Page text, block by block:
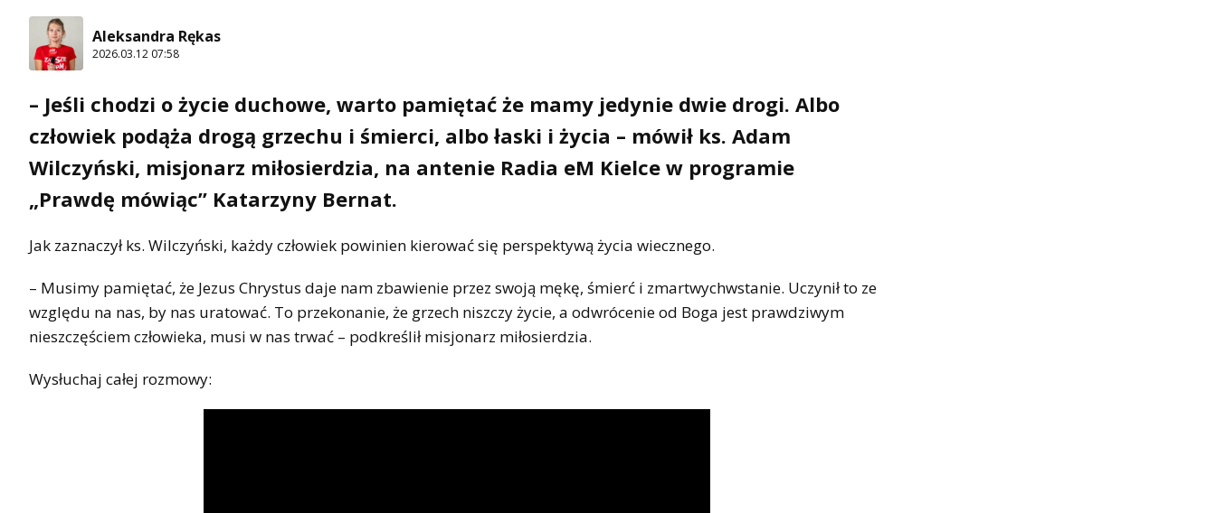
Aleksandra Rękas
2026.03.12 07:58
– Jeśli chodzi o życie duchowe, warto pamiętać że mamy jedynie dwie drogi. Albo
człowiek podąża drogą grzechu i śmierci, albo łaski i życia – mówił ks. Adam
Wilczyński, misjonarz miłosierdzia, na antenie Radia eM Kielce w programie
„Prawdę mówiąc” Katarzyny Bernat.
Jak zaznaczył ks. Wilczyński, każdy człowiek powinien kierować się perspektywą życia wiecznego.
– Musimy pamiętać, że Jezus Chrystus daje nam zbawienie przez swoją mękę, śmierć i zmartwychwstanie. Uczynił to ze
względu na nas, by nas uratować. To przekonanie, że grzech niszczy życie, a odwrócenie od Boga jest prawdziwym
nieszczęściem człowieka, musi w nas trwać – podkreślił misjonarz miłosierdzia.
Wysłuchaj całej rozmowy: